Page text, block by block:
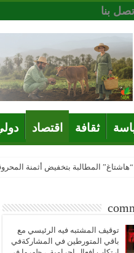
اتصل بنا
ثقافة اقتصاد
المطالبة بتخفيض أثمنة
توقيف المشتبه فيه الرئيسي مع
باقي المتورطين في المشاركةفي